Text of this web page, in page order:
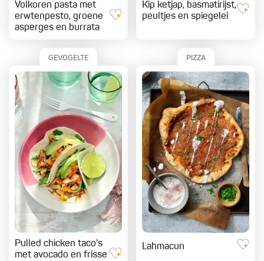
Volkoren pasta met
erwtenpesto, groene
asperges en burrata
Kip ketjap, basmatirijst,
peultjes en spiegelei
GEVOGELTE
Pulled chicken taco's
met avocado en frisse
PIZZA
Lahmacun